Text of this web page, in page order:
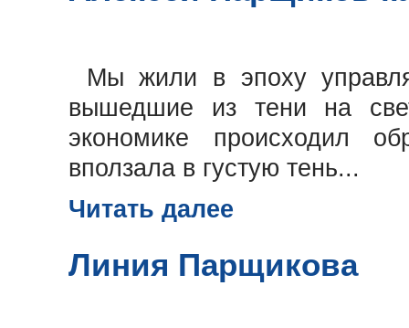
Мы жили в эпоху
вышедшие из тени на
экономике происходил
вползала в густую тень...
Читать далее
Линия Парщикова